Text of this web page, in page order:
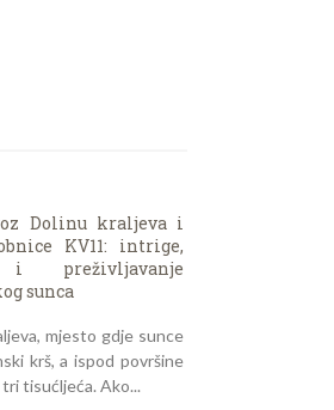
Dolinu kraljeva i
KV11: intrige,
preživljavanje
sunca
mjesto gdje sunce
krš, a ispod površine
tisućljeća. Ako...